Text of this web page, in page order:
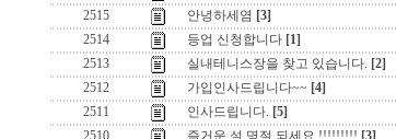
2515
안녕하세염 [3]
2514
등업 신청합니다 [1]
2513
실내테니스장을 찾고 있습니다. [2]
2512
가입인사드립니다~~ [4]
2511
인사드립니다. [5]
2510
즐거운 설 명절 되세요 !!!!!!!!! [3]